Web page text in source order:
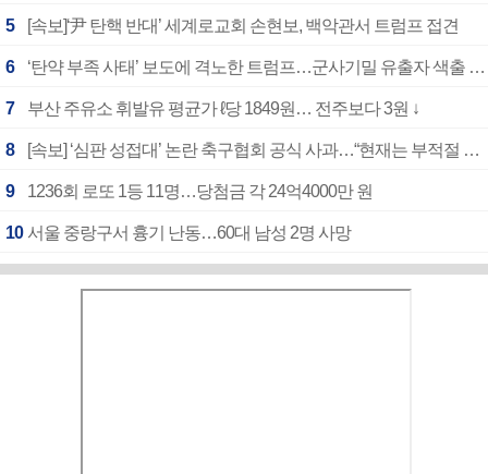
5 [속보]‘尹 탄핵 반대’ 세계로교회 손현보, 백악관서 트럼프 접견
6 ‘탄약 부족 사태’ 보도에 격노한 트럼프…군사기밀 유출자 색출 지시
7 부산 주유소 휘발유 평균가 ℓ당 1849원… 전주보다 3원 ↓
8 [속보] ‘심판 성접대’ 논란 축구협회 공식 사과…“현재는 부적절 행위 없어”
9 1236회 로또 1등 11명…당첨금 각 24억4000만 원
10 서울 중랑구서 흉기 난동…60대 남성 2명 사망